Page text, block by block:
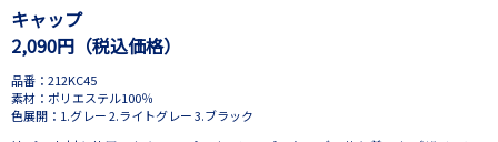
キャップ
2,090円（税込価格）
品番：212KC45
素材：ポリエステル100％
色展開：1.グレー 2.ライトグレー 3.ブラック